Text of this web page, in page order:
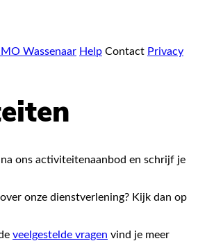
Wassenaar Help Contact Privacy
ons activiteitenaanbod en schrijf je
onze dienstverlening? Kijk dan op
veelgestelde vragen vind je meer